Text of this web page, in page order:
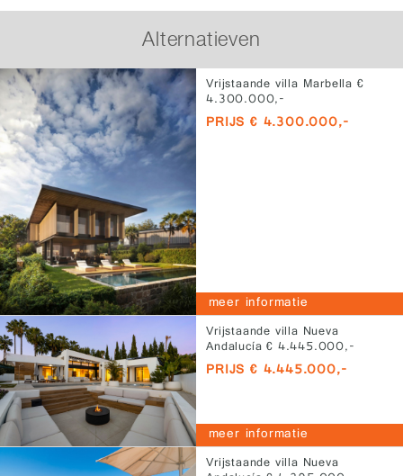
Alternatieven
Vrijstaande villa Marbella €
4.300.000,-
PRIJS € 4.300.000,-
meer informatie
Vrijstaande villa Nueva
Andalucía € 4.445.000,-
PRIJS € 4.445.000,-
meer informatie
Vrijstaande villa Nueva